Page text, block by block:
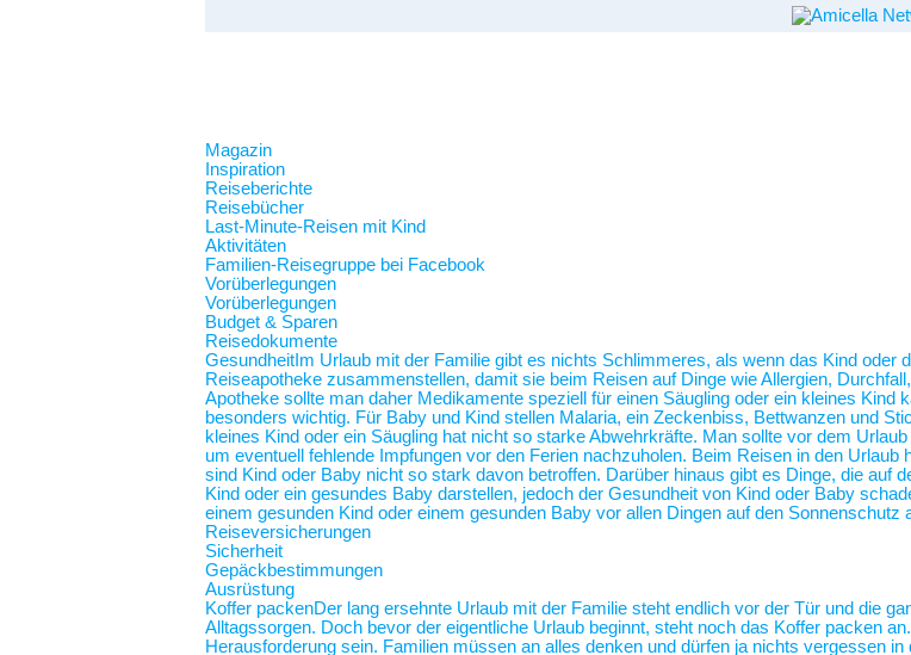
Magazin
Inspiration
Reiseberichte
Reisebücher
Last-Minute-Reisen mit Kind
Aktivitäten
Familien-Reisegruppe bei Facebook
Vorüberlegungen
Vorüberlegungen
Budget & Sparen
Reisedokumente
Gesundheit Im Urlaub mit der Familie gibt es nichts Schlimmeres, als wenn das Kind
Reiseapotheke zusammenstellen, damit sie beim Reisen auf Dinge wie Allergien,
Apotheke sollte man daher Medikamente speziell für einen Säugling oder ein kleines
besonders wichtig. Für Baby und Kind stellen Malaria, ein Zeckenbiss, Bettwanzen und
kleines Kind oder ein Säugling hat nicht so starke Abwehrkräfte. Man sollte vor dem
um eventuell fehlende Impfungen vor den Ferien nachzuholen. Beim Reisen in den
sind Kind oder Baby nicht so stark davon betroffen. Darüber hinaus gibt es Dinge, die auf
Kind oder ein gesundes Baby darstellen, jedoch der Gesundheit von Kind oder Baby
einem gesunden Kind oder einem gesunden Baby vor allen Dingen auf den Sonnenschutz
Reiseversicherungen
Sicherheit
Gepäckbestimmungen
Ausrüstung
Koffer packenDer lang ersehnte Urlaub mit der Familie steht endlich vor der Tür und die
Alltagssorgen. Doch bevor der eigentliche Urlaub beginnt, steht noch das Koffer packen
Herausforderung sein. Familien müssen an alles denken und dürfen ja nichts vergessen